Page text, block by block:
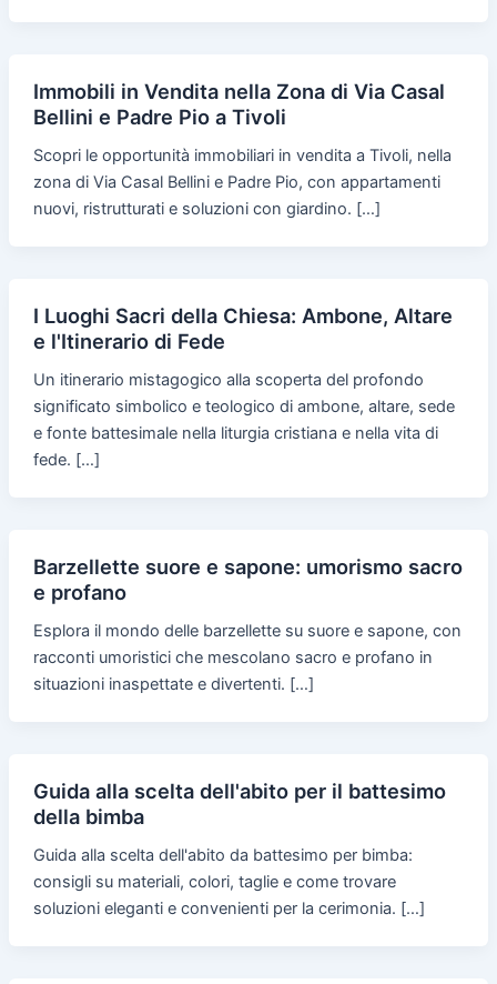
Immobili in Vendita nella Zona di Via Casal
Bellini e Padre Pio a Tivoli
Scopri le opportunità immobiliari in vendita a Tivoli, nella
zona di Via Casal Bellini e Padre Pio, con appartamenti
nuovi, ristrutturati e soluzioni con giardino. […]
I Luoghi Sacri della Chiesa: Ambone, Altare
e l'Itinerario di Fede
Un itinerario mistagogico alla scoperta del profondo
significato simbolico e teologico di ambone, altare, sede
e fonte battesimale nella liturgia cristiana e nella vita di
fede. […]
Barzellette suore e sapone: umorismo sacro
e profano
Esplora il mondo delle barzellette su suore e sapone, con
racconti umoristici che mescolano sacro e profano in
situazioni inaspettate e divertenti. […]
Guida alla scelta dell'abito per il battesimo
della bimba
Guida alla scelta dell'abito da battesimo per bimba:
consigli su materiali, colori, taglie e come trovare
soluzioni eleganti e convenienti per la cerimonia. […]